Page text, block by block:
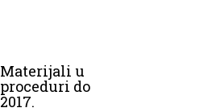
Materijali u
proceduri do
2017.